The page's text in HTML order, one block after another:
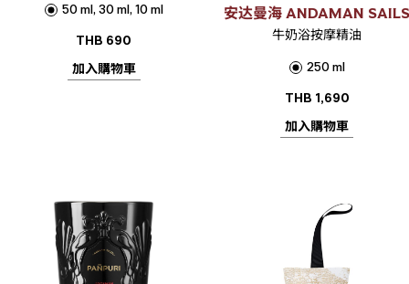
50 ml, 30 ml, 10 ml
THB 690
加入購物車
安达曼海 ANDAMAN SAILS
牛奶浴按摩精油
250 ml
THB 1,690
加入購物車